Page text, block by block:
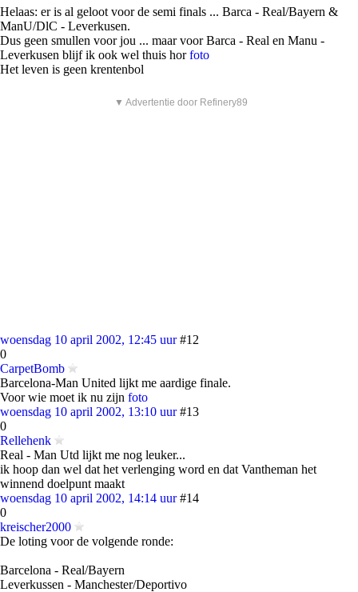
Helaas: er is al geloot voor de semi finals ... Barca - Real/Bayern &
ManU/DlC - Leverkusen.
Dus geen smullen voor jou ... maar voor Barca - Real en Manu -
Leverkusen blijf ik ook wel thuis horfoto
Het leven is geen krentenbol
▼ Advertentie door Refinery89
woensdag 10 april 2002, 12:45 uur #12
0
CarpetBomb
Barcelona-Man United lijkt me aardige finale.
Voor wie moet ik nu zijn foto
woensdag 10 april 2002, 13:10 uur #13
0
Rellehenk
Real - Man Utd lijkt me nog leuker...
ik hoop dan wel dat het verlenging word en dat Vantheman het
winnend doelpunt maakt
woensdag 10 april 2002, 14:14 uur #14
0
kreischer2000
De loting voor de volgende ronde:
Barcelona - Real/Bayern
Leverkussen - Manchester/Deportivo